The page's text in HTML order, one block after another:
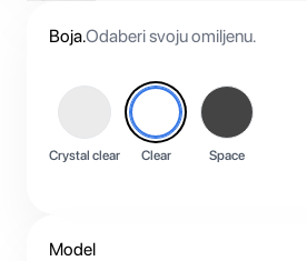
Boja.Odaberi svoju omiljenu.
Crystal clear Clear Space
Model